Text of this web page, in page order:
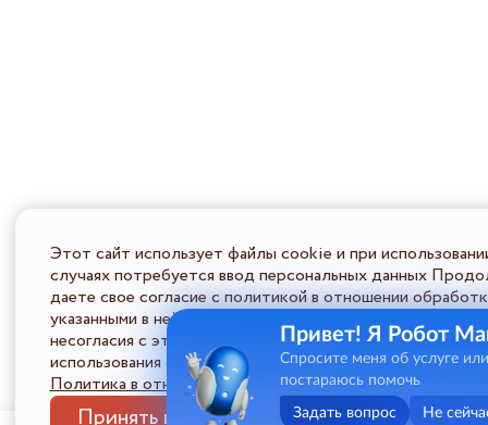
Этот сайт использует файлы cookie и при
случаях потребуется ввод персональных данных
даете свое согласие с политикой в отношении
указанными в ней условиями обработки персональной
несогласия с этими условиями Пользователь должен
использования сайта.
Политика в отношении обработки ПД
Принять и закрыть
Привет! Я Робот
Спросите меня об услуге
постараюсь помочь
Задать вопрос Не